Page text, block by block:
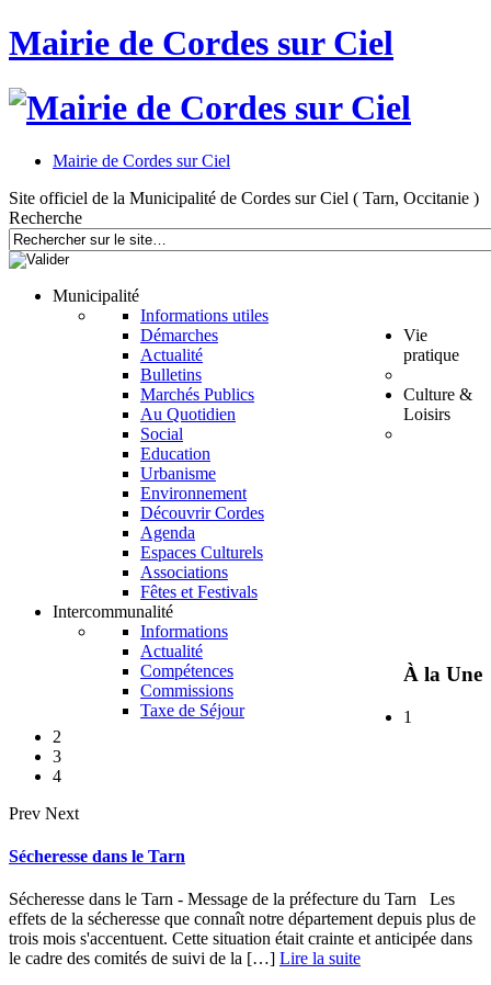
Mairie de Cordes sur Ciel
Mairie de Cordes sur Ciel
Site officiel de la Municipalité de Cordes sur Ciel ( Tarn, Occitanie )
Recherche
Municipalité
Informations utiles
Démarches
Actualité
Bulletins
Marchés Publics
Vie
pratique
Au Quotidien
Social
Education
Urbanisme
Environnement
Culture &
Loisirs
Découvrir Cordes
Agenda
Espaces Culturels
Associations
Fêtes et Festivals
Intercommunalité
Informations
Actualité
Compétences
Commissions
Taxe de Séjour
À la Une
1
2
3
4
Prev Next
Sécheresse dans le Tarn
Sécheresse dans le Tarn - Message de la préfecture du Tarn Les
effets de la sécheresse que connaît notre département depuis plus de
trois mois s'accentuent. Cette situation était crainte et anticipée dans
le cadre des comités de suivi de la […] Lire la suite